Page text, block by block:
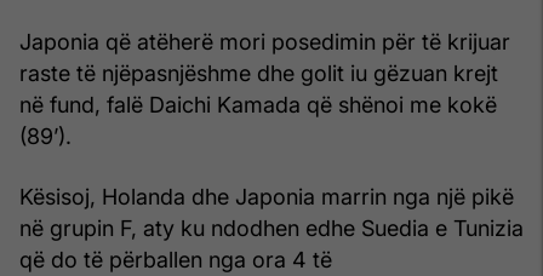
Japonia që atëherë mori posedimin për të krijuar
raste të njëpasnjëshme dhe golit iu gëzuan krejt
në fund, falë Daichi Kamada që shënoi me kokë
(89’).
Kësisoj, Holanda dhe Japonia marrin nga një pikë
në grupin F, aty ku ndodhen edhe Suedia e Tunizia
që do të përballen nga ora 4 të